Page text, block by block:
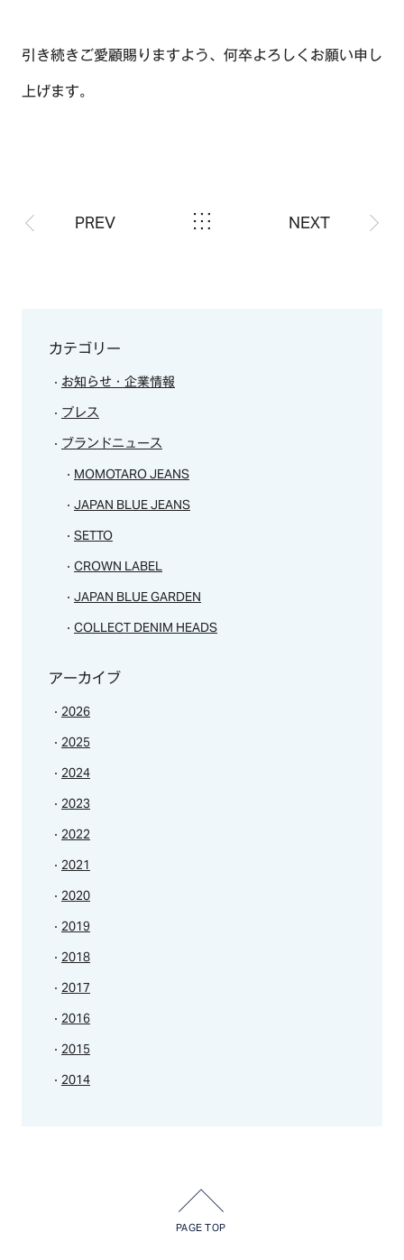
引き続きご愛顧賜りますよう、何卒よろしくお願い申し
上げます。
PREV NEXT
カテゴリー
お知らせ・企業情報
プレス
ブランドニュース
MOMOTARO JEANS
JAPAN BLUE JEANS
SETTO
CROWN LABEL
JAPAN BLUE GARDEN
COLLECT DENIM HEADS
アーカイブ
2026
2025
2024
2023
2022
2021
2020
2019
2018
2017
2016
2015
2014
PAGE TOP
BRAND/SHOP
RECRUIT
CONTACT